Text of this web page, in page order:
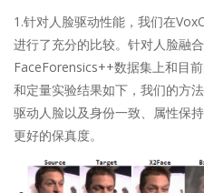
1.针对人脸驱动性能，我们在
进行了充分的比较。针对人脸融
FaceForensics++数据集上和目
和定量实验结果如下，我们的方
驱动人脸以及身份一致、属性保
更好的保真度。